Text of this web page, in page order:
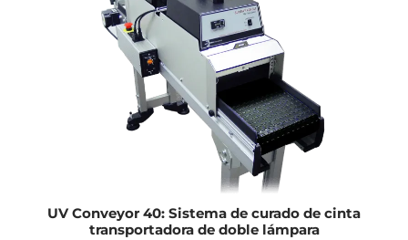
UV Conveyor 40: Sistema de curado de cinta
transportadora de doble lámpara